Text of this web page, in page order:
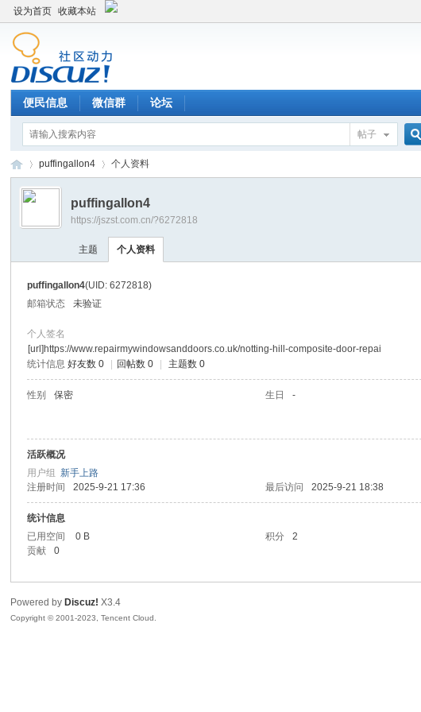
设为首页 收藏本站
便民信息 微信群 论坛
帖子
›
puffingallon4 个人资料
puffingallon4
https://jszst.com.cn/?6272818
主题 个人资料
puffingallon4(UID: 6272818)
邮箱状态
未验证
个人签名
[url]https://www.repairmywindowsanddoors.co.uk/notting-hill-composite-door-repai
统计信息 好友数 0 回帖数 0 主题数 0
性别 保密 生日 -
活跃概况
用户组新手上路
注册时间
2025-9-21 17:36 最后访问 2025-9-21 18:38
统计信息
已用空间
0 B 积分 2
贡献
0
Powered by Discuz! X3.4
Copyright © 2001-2023, Tencent Cloud.